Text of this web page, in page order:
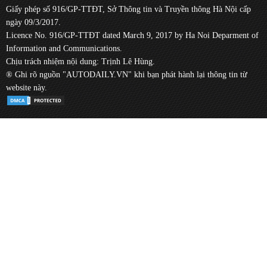
Giấy phép số 916/GP-TTĐT, Sở Thông tin và Truyền thông Hà Nội cấp
ngày 09/3/2017.
Licence No. 916/GP-TTĐT dated March 9, 2017 by Ha Noi Deparment of
Information and Communications.
Chịu trách nhiệm nội dung: Trịnh Lê Hùng.
® Ghi rõ nguồn "AUTODAILY.VN" khi bạn phát hành lại thông tin từ
website này.